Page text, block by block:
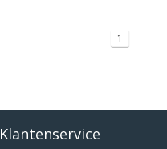
1
Klantenservice